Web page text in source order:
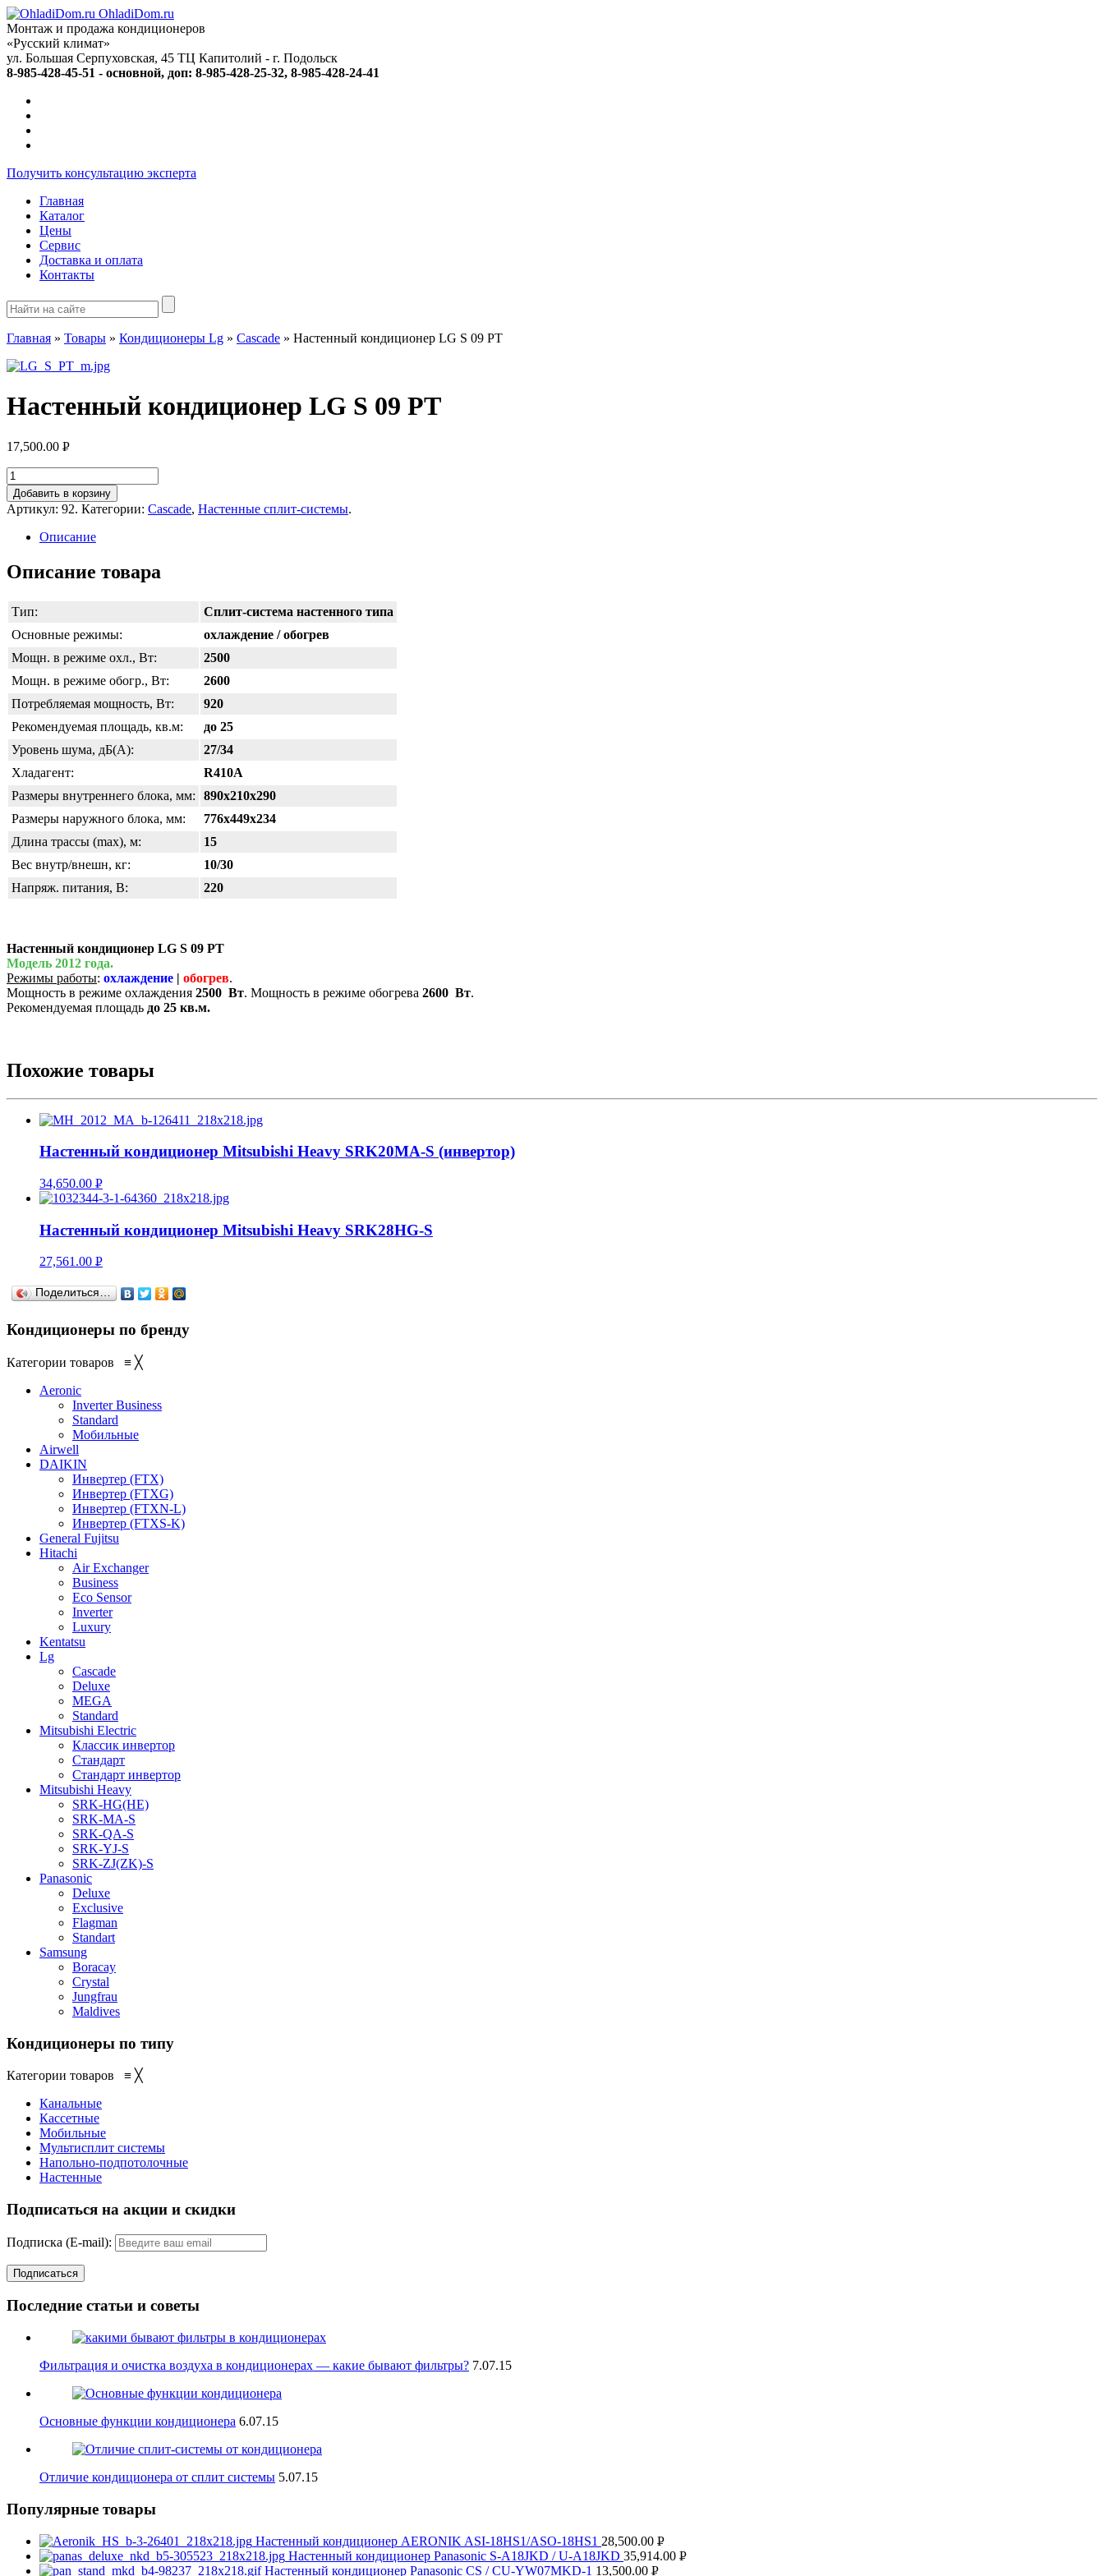
OhladiDom.ru
Монтаж и продажа кондиционеров
«Русский климат»
ул. Большая Серпуховская, 45 ТЦ Капитолий - г. Подольск
8-985-428-45-51 - основной, доп: 8-985-428-25-32, 8-985-428-24-41
Получить консультацию эксперта
Главная
Каталог
Цены
Сервис
Доставка и оплата
Контакты
Главная » Товары » Кондиционеры Lg » Cascade » Настенный кондиционер LG S 09 PT
Настенный кондиционер LG S 09 PT
17,500.00 Р
Добавить в корзину
Артикул: 92. Категории: Cascade, Настенные сплит-системы.
Описание
Описание товара
Тип:
Сплит-система настенного типа
Основные режимы:
охлаждение / обогрев
Мощн. в режиме охл., Вт:
2500
Мощн. в режиме обогр., Вт:
2600
Потребляемая мощность, Вт:
920
Рекомендуемая площадь, кв.м:
до 25
Уровень шума, дБ(А):
27/34
Хладагент:
R410A
Размеры внутреннего блока, мм:
890х210х290
Размеры наружного блока, мм:
776х449х234
Длина трассы (max), м:
15
Вес внутр/внешн, кг:
10/30
Напряж. питания, В:
220
Настенный кондиционер LG S 09 PT
Модель 2012 года.
Режимы работы: охлаждение | обогрев.
Мощность в режиме охлаждения 2500 Вт. Мощность в режиме обогрева 2600 Вт.
Рекомендуемая площадь до 25 кв.м.
Похожие товары
Настенный кондиционер Mitsubishi Heavy SRK20MA-S (инвертор)
34,650.00 Р
УБ.
Настенный кондиционер Mitsubishi Heavy SRK28HG-S
27,561.00 Р
Поделиться…
Кондиционеры по бренду
Категории товаров ≡ ╳
Aeronic
Inverter Business
Standard
Мобильные
Airwell
DAIKIN
Инвертер (FTX)
Инвертер (FTXG)
Инвертер (FTXN-L)
Инвертер (FTXS-K)
General Fujitsu
Hitachi
Air Exchanger
Business
Eco Sensor
Inverter
Luxury
Kentatsu
Lg
Cascade
Deluxe
MEGA
Standard
Mitsubishi Electric
Классик инвертор
Стандарт
Стандарт инвертор
Mitsubishi Heavy
SRK-HG(HE)
SRK-MA-S
SRK-QA-S
SRK-YJ-S
SRK-ZJ(ZK)-S
Panasonic
Deluxe
Exclusive
Flagman
Standart
Samsung
Boracay
Crystal
Jungfrau
Maldives
Кондиционеры по типу
Категории товаров ≡ ╳
Канальные
Кассетные
Мобильные
Мультисплит системы
Напольно-подпотолочные
Настенные
Подписаться на акции и скидки
Подписка (E-mail):
Последние статьи и советы
Фильтрация и очистка воздуха в кондиционерах — какие бывают фильтры? 7.07.15
Основные функции кондиционера 6.07.15
Отличие кондиционера от сплит системы 5.07.15
Популярные товары
Настенный кондиционер AERONIK ASI-18HS1/ASO-18HS1 28,500.00 Р
УБ.
Настенный кондиционер Panasonic S-A18JKD / U-A18JKD 35,914.00 Р
Настенный кондиционер Panasonic CS / CU-YW07MKD-1 13,500.00 Р